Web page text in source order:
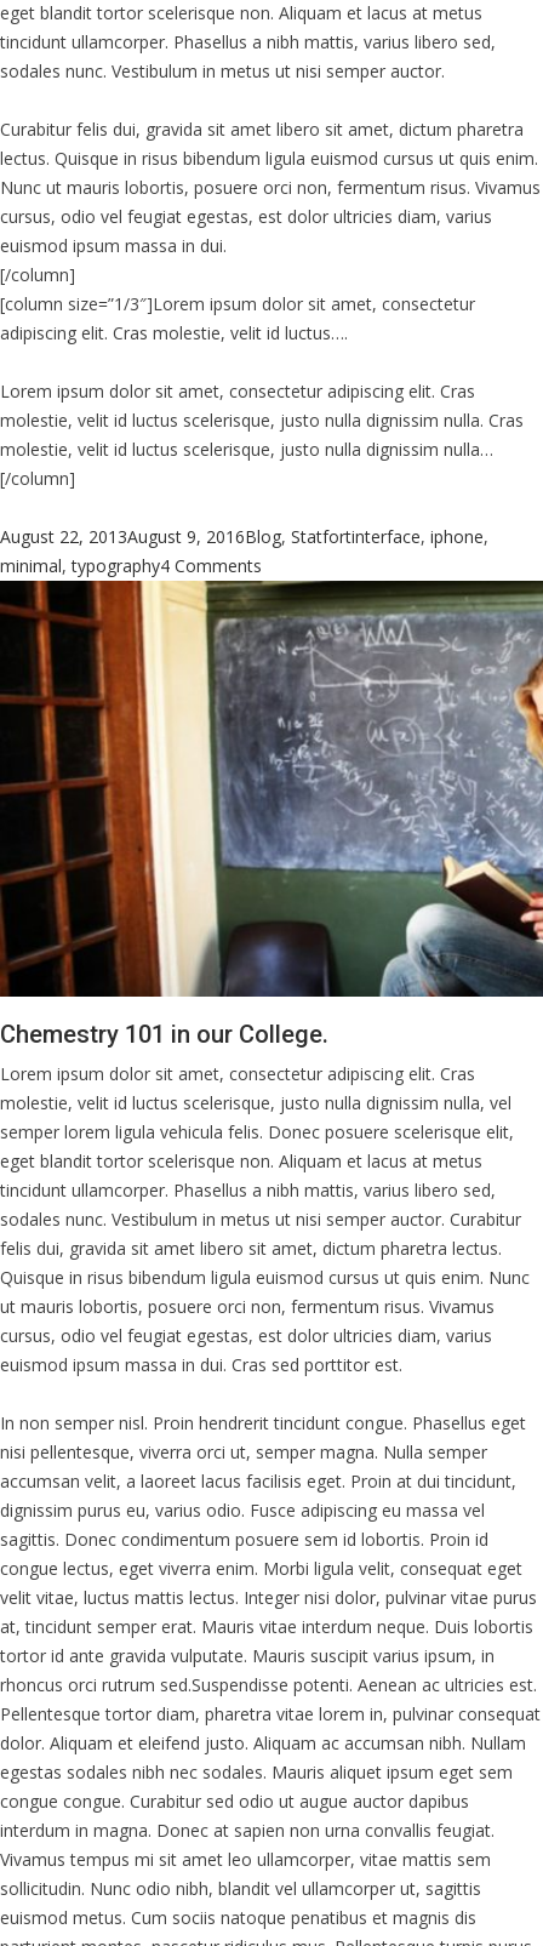
eget blandit tortor scelerisque non. Aliquam et lacus at metus
tincidunt ullamcorper. Phasellus a nibh mattis, varius libero sed,
sodales nunc. Vestibulum in metus ut nisi semper auctor.
Curabitur felis dui, gravida sit amet libero sit amet, dictum pharetra
lectus. Quisque in risus bibendum ligula euismod cursus ut quis enim.
Nunc ut mauris lobortis, posuere orci non, fermentum risus. Vivamus
cursus, odio vel feugiat egestas, est dolor ultricies diam, varius
euismod ipsum massa in dui.
[/column]
[column size=”1/3″]Lorem ipsum dolor sit amet, consectetur
adipiscing elit. Cras molestie, velit id luctus….
Lorem ipsum dolor sit amet, consectetur adipiscing elit. Cras
molestie, velit id luctus scelerisque, justo nulla dignissim nulla. Cras
molestie, velit id luctus scelerisque, justo nulla dignissim nulla…
[/column]
Posted
on
August 22, 2013August 9, 2016Categories
Blog, StatfortTags
interface, iphone,
minimal,typography4 Comments
Stuyding
music
at
Academy.
Chemestry 101 in our College.
Lorem ipsum dolor sit amet, consectetur adipiscing elit. Cras
molestie, velit id luctus scelerisque, justo nulla dignissim nulla, vel
semper lorem ligula vehicula felis. Donec posuere scelerisque elit,
eget blandit tortor scelerisque non. Aliquam et lacus at metus
tincidunt ullamcorper. Phasellus a nibh mattis, varius libero sed,
sodales nunc. Vestibulum in metus ut nisi semper auctor. Curabitur
felis dui, gravida sit amet libero sit amet, dictum pharetra lectus.
Quisque in risus bibendum ligula euismod cursus ut quis enim. Nunc
ut mauris lobortis, posuere orci non, fermentum risus. Vivamus
cursus, odio vel feugiat egestas, est dolor ultricies diam, varius
euismod ipsum massa in dui. Cras sed porttitor est.
In non semper nisl. Proin hendrerit tincidunt congue. Phasellus eget
nisi pellentesque, viverra orci ut, semper magna. Nulla semper
accumsan velit, a laoreet lacus facilisis eget. Proin at dui tincidunt,
dignissim purus eu, varius odio. Fusce adipiscing eu massa vel
sagittis. Donec condimentum posuere sem id lobortis. Proin id
congue lectus, eget viverra enim. Morbi ligula velit, consequat eget
velit vitae, luctus mattis lectus. Integer nisi dolor, pulvinar vitae purus
at, tincidunt semper erat. Mauris vitae interdum neque. Duis lobortis
tortor id ante gravida vulputate. Mauris suscipit varius ipsum, in
rhoncus orci rutrum sed.Suspendisse potenti. Aenean ac ultricies est.
Pellentesque tortor diam, pharetra vitae lorem in, pulvinar consequat
dolor. Aliquam et eleifend justo. Aliquam ac accumsan nibh. Nullam
egestas sodales nibh nec sodales. Mauris aliquet ipsum eget sem
congue congue. Curabitur sed odio ut augue auctor dapibus
interdum in magna. Donec at sapien non urna convallis feugiat.
Vivamus tempus mi sit amet leo ullamcorper, vitae mattis sem
sollicitudin. Nunc odio nibh, blandit vel ullamcorper ut, sagittis
euismod metus. Cum sociis natoque penatibus et magnis dis